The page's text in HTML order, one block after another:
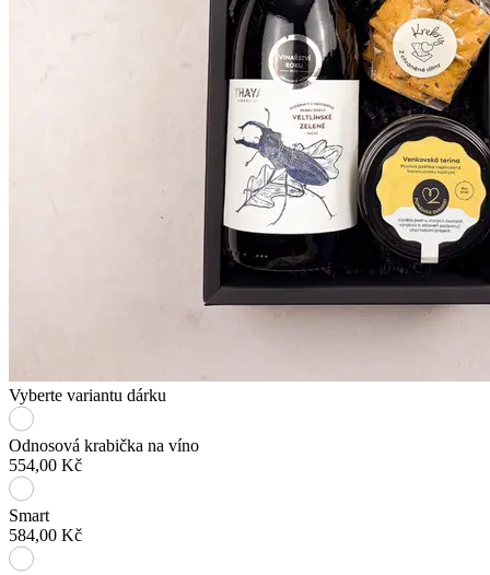
Vyberte variantu dárku
Odnosová krabička na víno
554,00 Kč
Smart
584,00 Kč